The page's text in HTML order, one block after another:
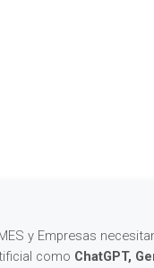
y Empresas
como ChatGPT,